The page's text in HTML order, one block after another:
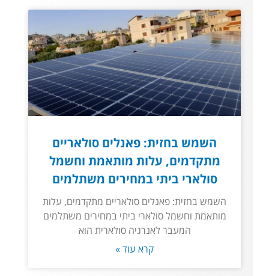
השמש בחזית: פאנלים סולאריים
מתקדמים, עלות מותאמת וחשמל
סולארי ביתי במחירים משתלמים
השמש בחזית: פאנלים סולאריים מתקדמים, עלות
מותאמת וחשמל סולארי ביתי במחירים משתלמים
המעבר לאנרגיה סולארית הוא
קרא עוד »